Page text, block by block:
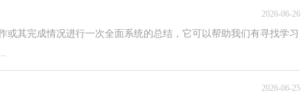
2026-06-26
其完成情况进行一次全面系统的总结，它可以帮助我们有寻找学习
2026-06-25